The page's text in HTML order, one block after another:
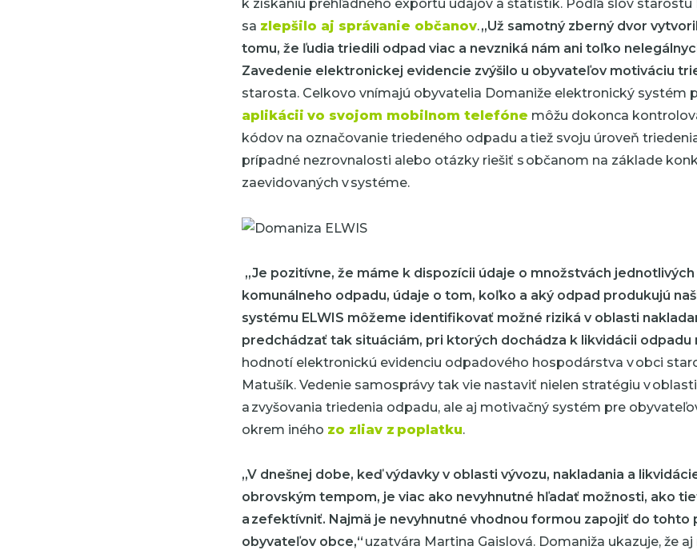
k získaniu prehľadného exportu údajov a štatistík. Podľa slov starostu
sa zlepšilo aj správanie občanov.„Už samotný zberný dvor
tomu, že ľudia triedili odpad viac a nevzniká nám ani toľko
Zavedenie elektronickej evidencie zvýšilo u obyvateľov motiváciu
starosta. Celkovo vnímajú obyvatelia Domaniže elektronický systém
aplikácii vo svojom mobilnom telefóne môžu dokonca
kódov na označovanie triedeného odpadu a tiež svoju úroveň
prípadné nezrovnalosti alebo otázky riešiť s občanom na základe
zaevidovaných v systéme.
„Je pozitívne, že máme k dispozícii údaje o množstvách
komunálneho odpadu, údaje o tom, koľko a aký odpad produkujú
systému ELWIS môžeme identifikovať možné riziká v oblasti
predchádzať tak situáciám, pri ktorých dochádza k likvidácii odpadu
hodnotí elektronickú evidenciu odpadového hospodárstva v obci
Matušík. Vedenie samosprávy tak vie nastaviť nielen stratégiu v
a zvyšovania triedenia odpadu, ale aj motivačný systém pre
okrem iného zo zliav z poplatku.
„V dnešnej dobe, keď výdavky v oblasti vývozu, nakladania a
obrovským tempom, je viac ako nevyhnutné hľadať možnosti, ako
a zefektívniť. Najmä je nevyhnutné vhodnou formou zapojiť do tohto
obyvateľov obce,“ uzatvára Martina Gaislová. Domaniža ukazuje, že